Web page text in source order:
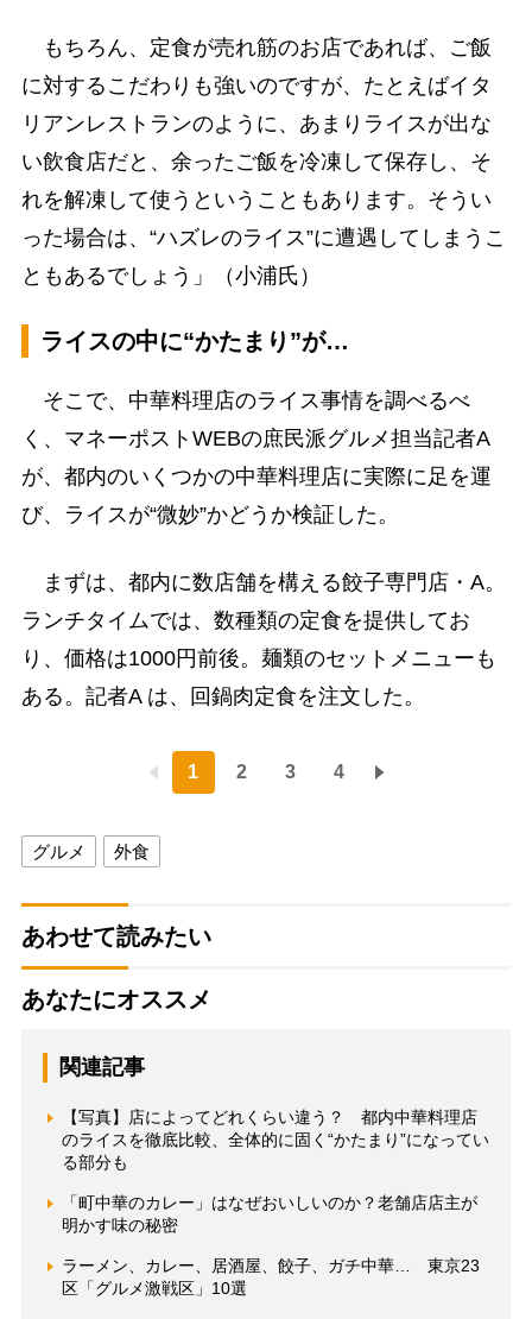
もちろん、定食が売れ筋のお店であれば、ご飯
に対するこだわりも強いのですが、たとえばイタ
リアンレストランのように、あまりライスが出な
い飲食店だと、余ったご飯を冷凍して保存し、そ
れを解凍して使うということもあります。そうい
った場合は、“ハズレのライス”に遭遇してしまうこ
ともあるでしょう」（小浦氏）
ライスの中に“かたまり”が…
そこで、中華料理店のライス事情を調べるべ
く、マネーポストWEBの庶民派グルメ担当記者A
が、都内のいくつかの中華料理店に実際に足を運
び、ライスが“微妙”かどうか検証した。
まずは、都内に数店舗を構える餃子専門店・A。
ランチタイムでは、数種類の定食を提供してお
り、価格は1000円前後。麺類のセットメニューも
ある。記者A は、回鍋肉定食を注文した。
1 2 3 4
グルメ 外食
あわせて読みたい
あなたにオススメ
関連記事
【写真】店によってどれくらい違う？ 都内中華料理店
のライスを徹底比較、全体的に固く“かたまり”になってい
る部分も
「町中華のカレー」はなぜおいしいのか？老舗店店主が
明かす味の秘密
ラーメン、カレー、居酒屋、餃子、ガチ中華… 東京23
区「グルメ激戦区」10選